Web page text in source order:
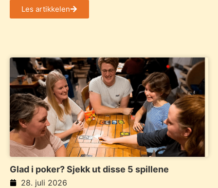
Les artikkelen
Glad i poker? Sjekk ut disse 5 spillene
28. juli 2026